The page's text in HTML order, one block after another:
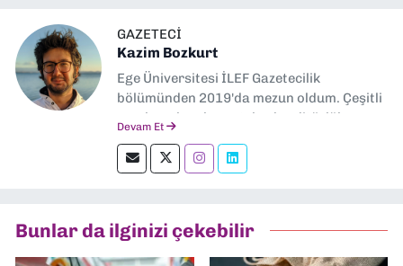
GAZETECI
Kazim Bozkurt
Ege Üniversitesi İLEF Gazetecilik
bölümünden 2019'da mezun oldum. Çeşitli
yerel ve ulusal gazetelerde editörlük,
okumayı severim.
Devam Et
Bunlar da ilginizi çekebilir